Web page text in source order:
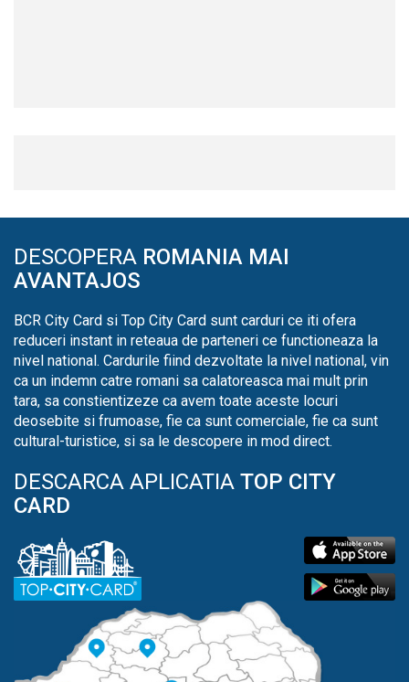
DESCOPERA ROMANIA MAI
AVANTAJOS
BCR City Card si Top City Card sunt carduri ce iti ofera
reduceri instant in reteaua de parteneri ce functioneaza la
nivel national. Cardurile fiind dezvoltate la nivel national, vin
ca un indemn catre romani sa calatoreasca mai mult prin
tara, sa constientizeze ca avem toate aceste locuri
deosebite si frumoase, fie ca sunt comerciale, fie ca sunt
cultural-turistice, si sa le descopere in mod direct.
DESCARCA APLICATIA TOP CITY
CARD